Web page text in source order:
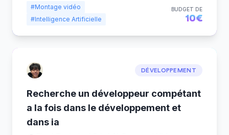
#Montage vidéo
#Intelligence Artificielle
BUDGET DE
10€
DÉVELOPPEMENT
Recherche un développeur compétant
a la fois dans le développement et
dans ia